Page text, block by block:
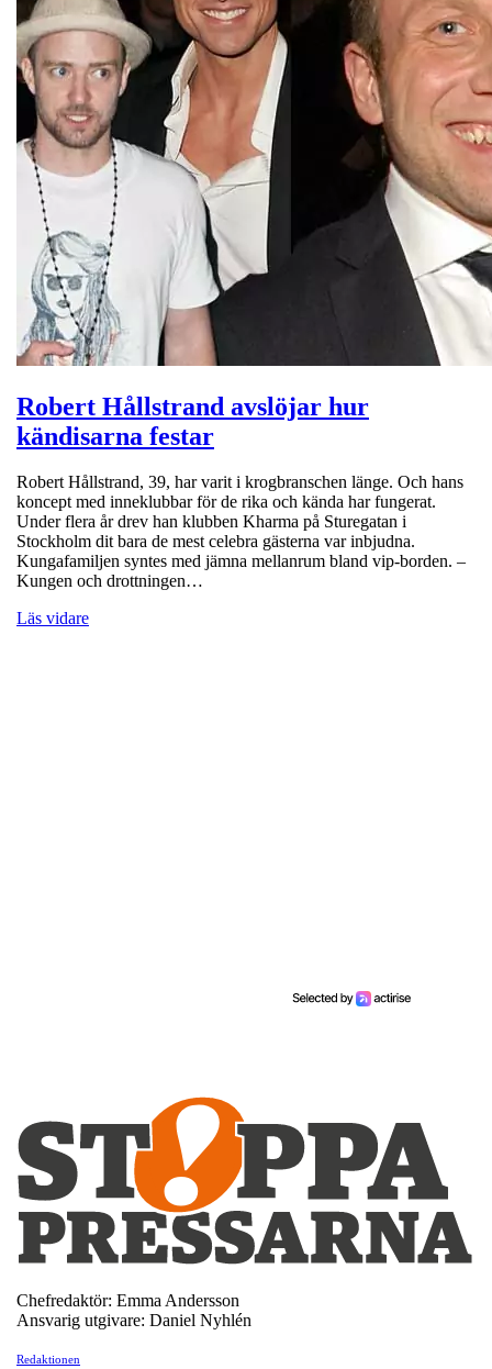
Robert Hållstrand avslöjar hur
kändisarna festar
Robert Hållstrand, 39, har varit i krogbranschen länge. Och hans
koncept med inneklubbar för de rika och kända har fungerat.
Under flera år drev han klubben Kharma på Sturegatan i
Stockholm dit bara de mest celebra gästerna var inbjudna.
Kungafamiljen syntes med jämna mellanrum bland vip-borden. –
Kungen och drottningen…
Läs vidare
Chefredaktör: Emma Andersson
Ansvarig utgivare: Daniel Nyhlén
Redaktionen